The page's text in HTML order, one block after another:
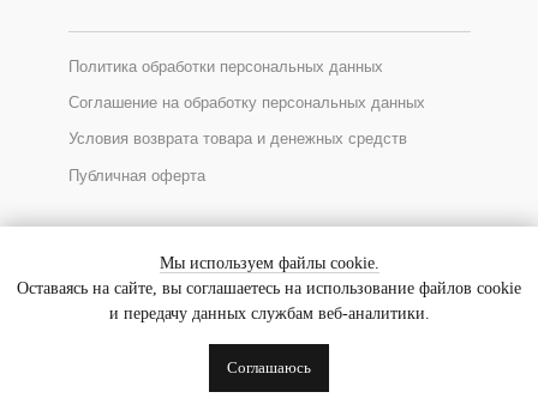
*Соцсеть Instagram запрещена в России, принадлежит Meta
Публичная оферта
Условия возврата товара и денежных средств
Соглашение на обработку персональных данных
Политика обработки персональных данных
ИП Ходакова Евгения Уткировна
Мы используем файлы cookie.
Оставаясь на сайте, вы соглашаетесь на использование файлов cookie
и передачу данных службам веб-аналитики.
Соглашаюсь